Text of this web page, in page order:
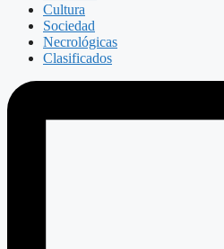
Cultura
Sociedad
Necrológicas
Clasificados